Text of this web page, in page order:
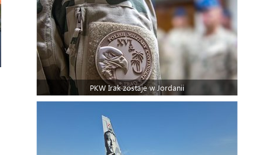
PKW Irak zostaje w Jordanii